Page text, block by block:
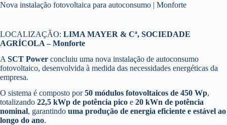
Nova instalação fotovoltaica para autoconsumo | Monforte
LOCALIZAÇÃO: LIMA MAYER & Cª, SOCIEDADE
AGRÍCOLA – Monforte
A SCT Power concluiu uma nova instalação de autoconsumo
fotovoltaico, desenvolvida à medida das necessidades energéticas da
empresa.
O sistema é composto por50 módulos fotovoltaicos de 450 Wp,
totalizando 22,5 kWp de potência pico e 20 kWn de potência
nominal, garantindo uma produção de energia eficiente e estável ao
longo do ano.